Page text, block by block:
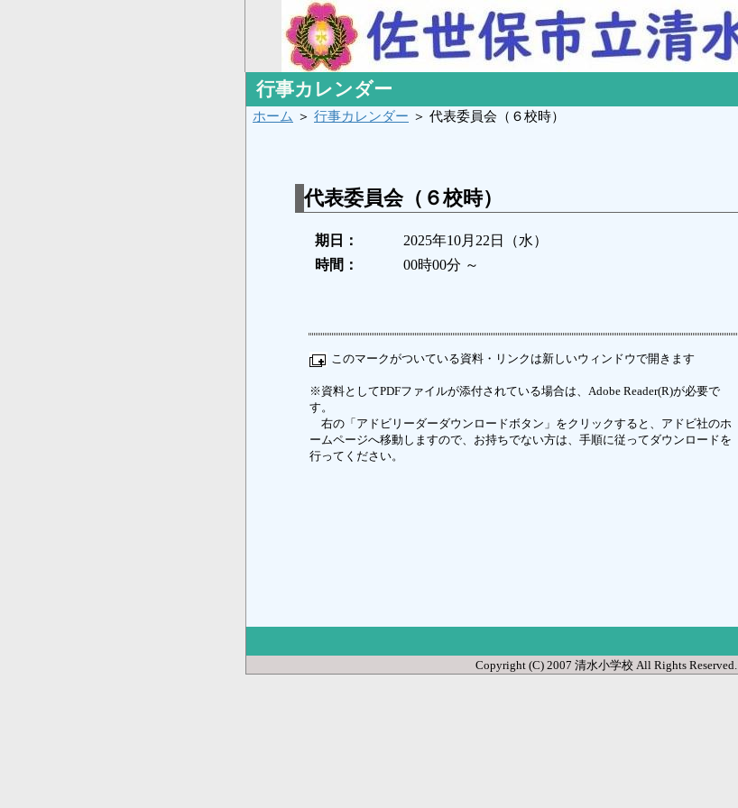
行事カレンダー
ホーム ＞ 行事カレンダー ＞ 代表委員会（６校時）
代表委員会（６校時）
期日：
2025年10月22日（水）
時間：
00時00分 ～
このマークがついている資料・リンクは新しいウィンドウで開きます
※資料としてPDFファイルが添付されている場合は、Adobe Reader(R)が必要で
す。
右の「アドビリーダーダウンロードボタン」をクリックすると、アドビ社のホ
ームページへ移動しますので、お持ちでない方は、手順に従ってダウンロードを
行ってください。
Copyright (C) 2007 清水小学校 All Rights Reserved.